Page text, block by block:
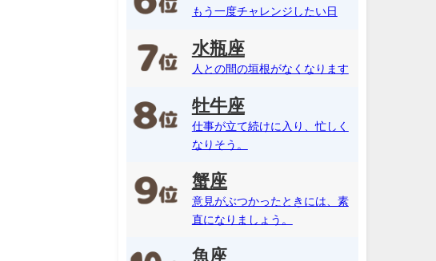
もう一度チャレンジしたい日
水瓶座
人との間の垣根がなくなります
牡牛座
仕事が立て続けに入り、忙しく
なりそう。
蟹座
意見がぶつかったときには、素
直になりましょう。
魚座